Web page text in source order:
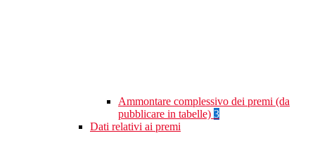
Ammontare complessivo dei premi (da
pubblicare in tabelle) 3
Dati relativi ai premi